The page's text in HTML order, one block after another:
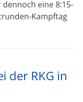
eine 8:15-
Kampftag
der RKG in